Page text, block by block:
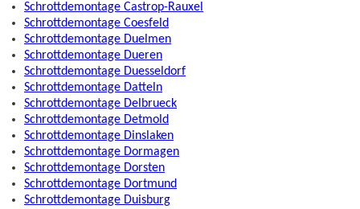
Schrottdemontage Castrop-Rauxel
Schrottdemontage Coesfeld
Schrottdemontage Duelmen
Schrottdemontage Dueren
Schrottdemontage Duesseldorf
Schrottdemontage Datteln
Schrottdemontage Delbrueck
Schrottdemontage Detmold
Schrottdemontage Dinslaken
Schrottdemontage Dormagen
Schrottdemontage Dorsten
Schrottdemontage Dortmund
Schrottdemontage Duisburg